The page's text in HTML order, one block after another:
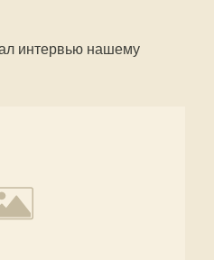
интервью нашему